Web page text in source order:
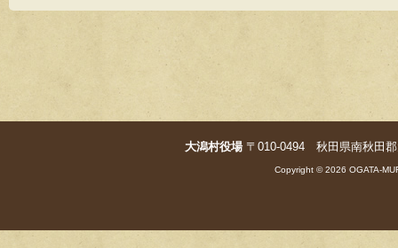
o
大潟村役場〒010-0494 秋田県南秋田
Copyright © 2026 OGATA-